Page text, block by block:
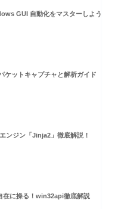
GUI 自動化をマスターしよう！
ケットキャプチャと解析ガイド
ンジン「Jinja2」徹底解説！
に操る！win32api徹底解説